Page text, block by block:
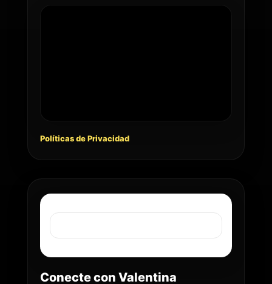
Políticas de Privacidad
Conecte con Valentina